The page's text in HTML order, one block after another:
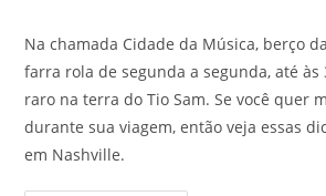
Na chamada Cidade da Música, berço
farra rola de segunda a segunda, até às
raro na terra do Tio Sam. Se você quer
durante sua viagem, então veja essas
em Nashville.